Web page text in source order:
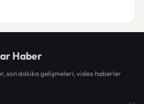
Haber
son dakika gelişmeleri, video haberler